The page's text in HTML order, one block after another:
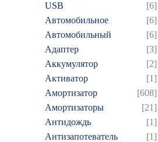
USB
[6]
Автомобильное
[6]
Автомобильный
[6]
Адаптер
[3]
Аккумулятор
[2]
Активатор
[1]
Амортизатор
[608]
Амортизаторы
[21]
Антидождь
[1]
Антизапотеватель
[1]